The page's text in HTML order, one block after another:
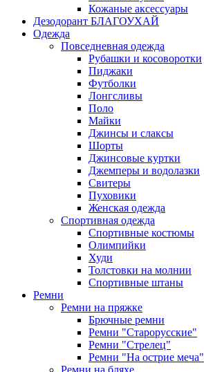
Кожаные аксессуары
Дезодорант БЛАГОУХАЙ
Одежда
Повседневная одежда
Рубашки и косоворотки
Пиджаки
Футболки
Лонгсливы
Поло
Майки
Джинсы и слаксы
Шорты
Джинсовые куртки
Джемперы и водолазки
Свитеры
Пуховики
Женская одежда
Спортивная одежда
Спортивные костюмы
Олимпийки
Худи
Толстовки на молнии
Спортивные штаны
Ремни
Ремни на пряжке
Брючные ремни
Ремни "Старорусские"
Ремни "Стрелец"
Ремни "На острие меча"
Ремни на бляхе